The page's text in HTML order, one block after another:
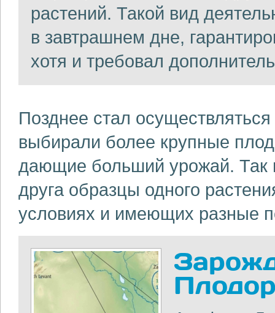
растений. Такой вид
в завтрашнем дне,
хотя и требовал
Позднее стал
выбирали более крупные
дающие больший урожай. Так
друга образцы одного
условиях и имеющих разные